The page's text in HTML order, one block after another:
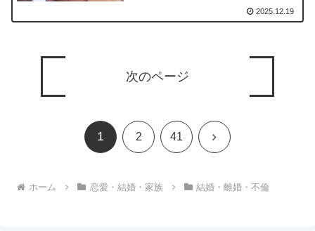
2025.12.19
次のページ
1 2 41 次
ホーム 恋愛・結婚・家族 結婚・離婚・不倫